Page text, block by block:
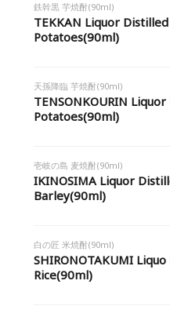
鉄幹黒 芋焼酎(90ml)
TEKKAN Liquor
Potatoes(90ml)
天孫降臨 芋焼酎(90ml)
TENSONKOURIN
Potatoes(90ml)
壱岐の島 麦焼酎(90ml)
IKINOSIMA Liquor
Barley(90ml)
白の匠 米焼酎(90ml)
SHIRONOTAKUMI
Rice(90ml)